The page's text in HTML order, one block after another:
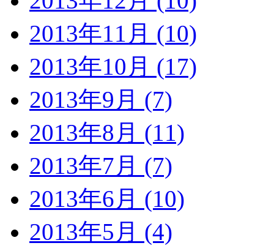
2013年11月 (10)
2013年10月 (17)
2013年9月 (7)
2013年8月 (11)
2013年7月 (7)
2013年6月 (10)
2013年5月 (4)